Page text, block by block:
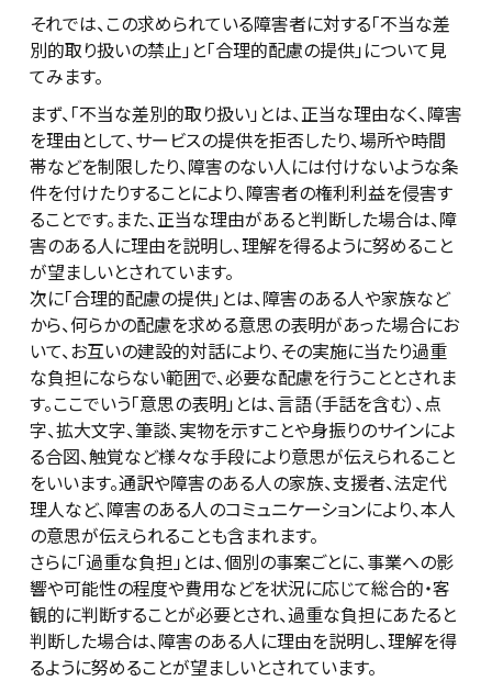
それでは、この求められている障害者に対する「不当な差
別的取り扱いの禁止」と「合理的配慮の提供」について見
てみます。
まず、「不当な差別的取り扱い」とは、正当な理由なく、障害
を理由として、サービスの提供を拒否したり、場所や時間
帯などを制限したり、障害のない人には付けないような条
件を付けたりすることにより、障害者の権利利益を侵害す
ることです。また、正当な理由があると判断した場合は、障
害のある人に理由を説明し、理解を得るように努めること
が望ましいとされています。
次に「合理的配慮の提供」とは、障害のある人や家族など
から、何らかの配慮を求める意思の表明があった場合にお
いて、お互いの建設的対話により、その実施に当たり過重
な負担にならない範囲で、必要な配慮を行うこととされま
す。ここでいう「意思の表明」とは、言語（手話を含む）、点
字、拡大文字、筆談、実物を示すことや身振りのサインによ
る合図、触覚など様々な手段により意思が伝えられること
をいいます。通訳や障害のある人の家族、支援者、法定代
理人など、障害のある人のコミュニケーションにより、本人
の意思が伝えられることも含まれます。
さらに「過重な負担」とは、個別の事案ごとに、事業への影
響や可能性の程度や費用などを状況に応じて総合的・客
観的に判断することが必要とされ、過重な負担にあたると
判断した場合は、障害のある人に理由を説明し、理解を得
るように努めることが望ましいとされています。